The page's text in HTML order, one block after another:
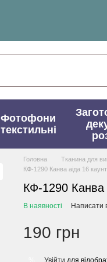
Фотофони
текстильні
Головна Тканина для
КФ-1290 Канва аіда 16
КФ-1290 Канва
В наявності Написати
190 грн
Увійти для